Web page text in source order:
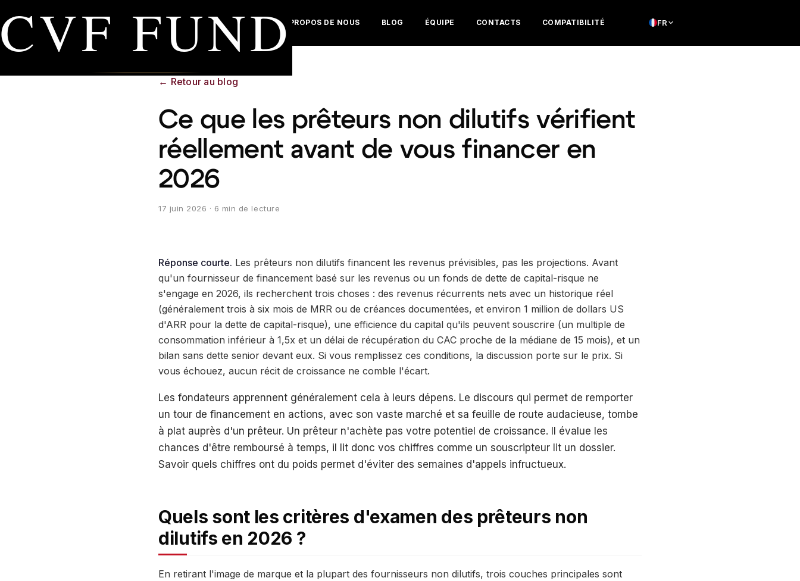
CVF FUND FR
À PROPOS DE NOUS BLOG ÉQUIPE CONTACTS COMPATIBILITÉ
← Retour au blog
Ce que les prêteurs non dilutifs vérifient
réellement avant de vous financer en
2026
17 juin 2026 · 6 min de lecture
Réponse courte. Les prêteurs non dilutifs financent les revenus prévisibles, pas les projections. Avant
qu'un fournisseur de financement basé sur les revenus ou un fonds de dette de capital-risque ne
s'engage en 2026, ils recherchent trois choses : des revenus récurrents nets avec un historique réel
(généralement trois à six mois de MRR ou de créances documentées, et environ 1 million de dollars US
d'ARR pour la dette de capital-risque), une efficience du capital qu'ils peuvent souscrire (un multiple de
consommation inférieur à 1,5x et un délai de récupération du CAC proche de la médiane de 15 mois), et un
bilan sans dette senior devant eux. Si vous remplissez ces conditions, la discussion porte sur le prix. Si
vous échouez, aucun récit de croissance ne comble l'écart.
Les fondateurs apprennent généralement cela à leurs dépens. Le discours qui permet de remporter
un tour de financement en actions, avec son vaste marché et sa feuille de route audacieuse, tombe
à plat auprès d'un prêteur. Un prêteur n'achète pas votre potentiel de croissance. Il évalue les
chances d'être remboursé à temps, il lit donc vos chiffres comme un souscripteur lit un dossier.
Savoir quels chiffres ont du poids permet d'éviter des semaines d'appels infructueux.
Quels sont les critères d'examen des prêteurs non
dilutifs en 2026 ?
En retirant l'image de marque et la plupart des fournisseurs non dilutifs, trois couches principales sont